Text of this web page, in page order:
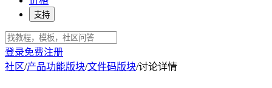
支持
登录免费注册
社区/产品功能版块/文件码版块/讨论详情